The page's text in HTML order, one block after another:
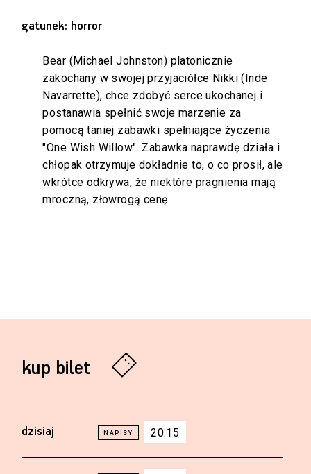
kup bilet
dzisiaj 20:15
gatunek: horror
Bear (Michael Johnston) platonicznie
zakochany w swojej przyjaciółce Nikki (Inde
Navarrette), chce zdobyć serce ukochanej i
postanawia spełnić swoje marzenie za
pomocą taniej zabawki spełniające życzenia
"One Wish Willow". Zabawka naprawdę działa i
chłopak otrzymuje dokładnie to, o co prosił, ale
wkrótce odkrywa, że niektóre pragnienia mają
mroczną, złowrogą cenę.